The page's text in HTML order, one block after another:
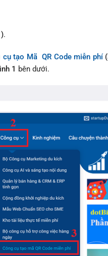
.
cụ tạo Mã QR Code miễn phí
1 bên dưới.